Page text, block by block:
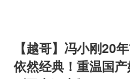
【越哥】冯小刚20
依然经典！重温国